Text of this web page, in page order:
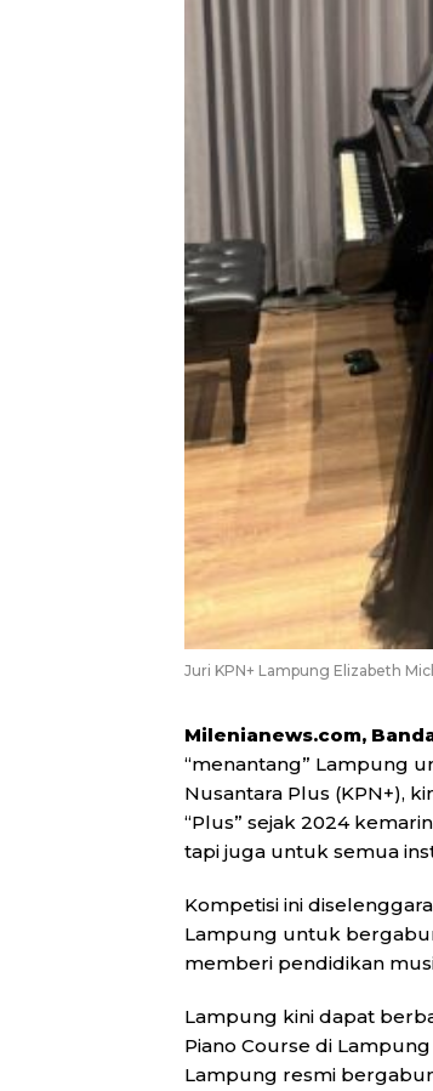
Juri KPN+ Lampung Elizabeth
Milenianews.com,
“menantang” Lampung
Nusantara Plus (KPN+),
“Plus” sejak 2024
tapi juga untuk semua
Kompetisi ini
Lampung untuk
memberi pendidikan
Lampung kini dapat
Piano Course di
Lampung resmi